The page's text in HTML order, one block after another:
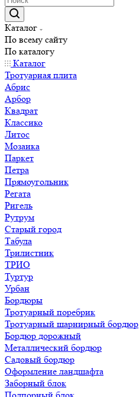
Каталог
По всему сайту
По каталогу
Каталог
Тротуарная плита
Абрис
Арбор
Квадрат
Классико
Литос
Мозаика
Паркет
Петра
Прямоугольник
Регата
Ригель
Рутрум
Старый город
Табула
Трилистник
ТРИО
Туртур
Урбан
Бордюры
Тротуарный поребрик
Тротуарный шарнирный бордюр
Бордюр дорожный
Металлический бордюр
Садовый бордюр
Оформление ландшафта
Заборный блок